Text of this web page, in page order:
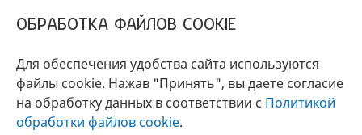
БРЕНД
ГОДА 2017 - 2019
ОБРАБОТКА ФАЙЛОВ COOKIE
Для обеспечения удобства сайта используются
файлы cookie. Нажав "Принять", вы даете согласие
на обработку данных в соответствии с Политикой
обработки файлов cookie.